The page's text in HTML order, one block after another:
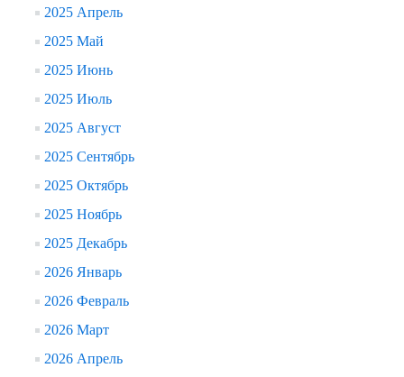
2025 Апрель
2025 Май
2025 Июнь
2025 Июль
2025 Август
2025 Сентябрь
2025 Октябрь
2025 Ноябрь
2025 Декабрь
2026 Январь
2026 Февраль
2026 Март
2026 Апрель